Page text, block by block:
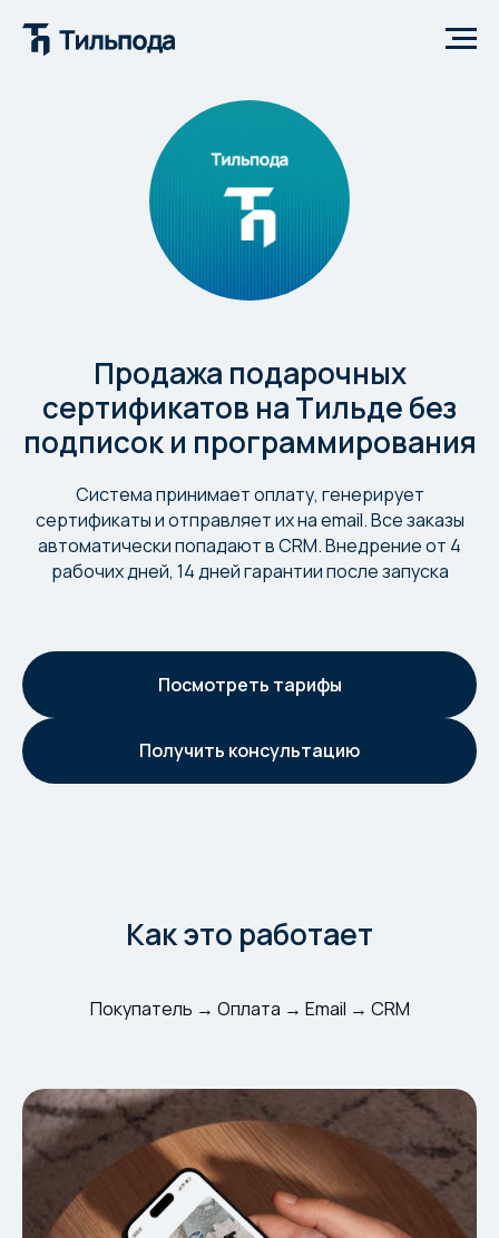
Продажа подарочных
сертификатов на Тильде без
подписок и программирования
Система принимает оплату, генерирует
сертификаты и отправляет их на email. Все заказы
автоматически попадают в CRM. Внедрение от 4
рабочих дней, 14 дней гарантии после запуска
Посмотреть тарифы
Получить консультацию
Как это работает
Покупатель → Оплата → Email → CRM